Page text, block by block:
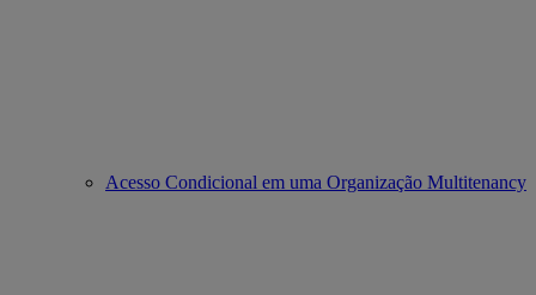
Acesso Condicional em uma Organização Multitenancy